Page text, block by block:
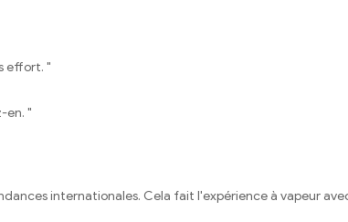
effort. "
en. "
internationales. Cela fait l'expérience à vapeur